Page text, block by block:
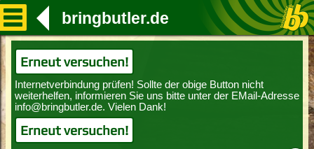
bringbutler.de
Erneut versuchen!
Erneut versuchen!